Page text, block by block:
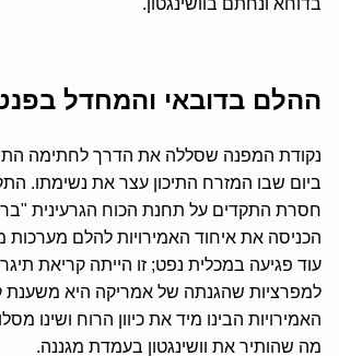
ההלם בדובאי והמחדל
ביום שבו המזרח התיכון עצר את נשימתו.
חסרת התקדים על תחנת הכוח הגרעינית
הכניסה את איחוד האמירויות להלם מערכות
עוד פגיעה במכלית נפט; זו הייתה קריאת
למפרציות שהגנתה של אמריקה היא משענת
האמירויות הבינו מיד את כיוון הרוח ושינו
מה שהותיר את וושינגטון בעמדת מגננה.